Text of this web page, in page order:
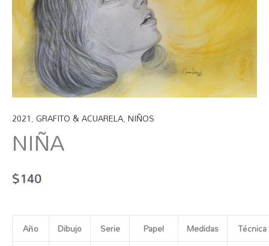
2021,GRAFITO & ACUARELA,NIÑOS
NIÑA
$140
Año Dibujo Serie Papel Medidas Técnica